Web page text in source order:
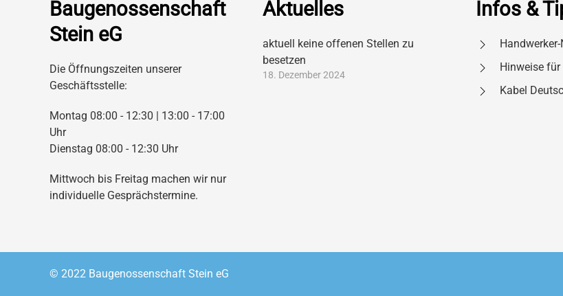
Baugenossenschaft
Stein eG
Die Öffnungszeiten unserer
Geschäftsstelle:
Montag 08:00 - 12:30 | 13:00 - 17:00
Uhr
Dienstag 08:00 - 12:30 Uhr
Mittwoch bis Freitag machen wir nur
individuelle Gesprächstermine.
Aktuelles
aktuell keine offenen Stellen zu
besetzen
18. Dezember 2024
Infos &
Hinweise
Kabel
© 2022 Baugenossenschaft Stein eG